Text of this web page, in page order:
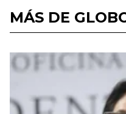
MÁS DE